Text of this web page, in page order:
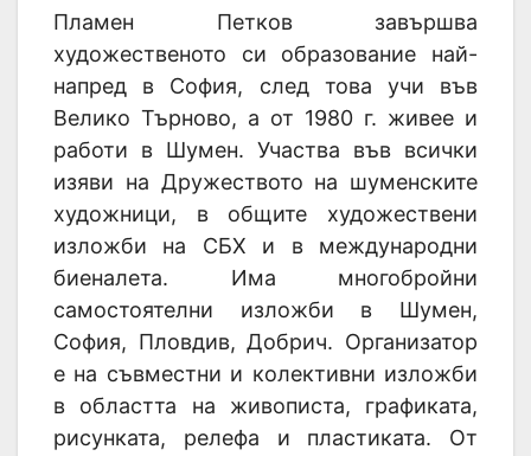
Пламен Петков завършва
художественото си образование най-
напред в София, след това учи във
Велико Търново, а от 1980 г. живее и
работи в Шумен. Участва във всички
изяви на Дружеството на шуменските
художници, в общите художествени
изложби на СБХ и в международни
биеналета. Има многобройни
самостоятелни изложби в Шумен,
София, Пловдив, Добрич. Организатор
е на съвместни и колективни изложби
в областта на живописта, графиката,
рисунката, релефа и пластиката. От